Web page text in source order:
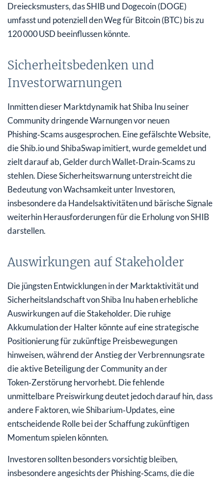
Dreiecksmusters, das SHIB und Dogecoin (DOGE)
umfasst und potenziell den Weg für Bitcoin (BTC) bis zu
120 000 USD beeinflussen könnte.
Sicherheitsbedenken und
Investorwarnungen
Inmitten dieser Marktdynamik hat Shiba Inu seiner
Community dringende Warnungen vor neuen
Phishing‑Scams ausgesprochen. Eine gefälschte Website,
die Shib.io und ShibaSwap imitiert, wurde gemeldet und
zielt darauf ab, Gelder durch Wallet‑Drain‑Scams zu
stehlen. Diese Sicherheitswarnung unterstreicht die
Bedeutung von Wachsamkeit unter Investoren,
insbesondere da Handelsaktivitäten und bärische Signale
weiterhin Herausforderungen für die Erholung von SHIB
darstellen.
Auswirkungen auf Stakeholder
Die jüngsten Entwicklungen in der Marktaktivität und
Sicherheitslandschaft von Shiba Inu haben erhebliche
Auswirkungen auf die Stakeholder. Die ruhige
Akkumulation der Halter könnte auf eine strategische
Positionierung für zukünftige Preisbewegungen
hinweisen, während der Anstieg der Verbrennungsrate
die aktive Beteiligung der Community an der
Token‑Zerstörung hervorhebt. Die fehlende
unmittelbare Preiswirkung deutet jedoch darauf hin, dass
andere Faktoren, wie Shibarium‑Updates, eine
entscheidende Rolle bei der Schaffung zukünftigen
Momentum spielen könnten.
Investoren sollten besonders vorsichtig bleiben,
insbesondere angesichts der Phishing‑Scams, die die